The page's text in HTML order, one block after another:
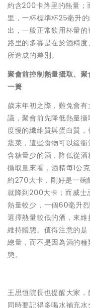
約含200卡路里的熱量；
里，一杯標準杯25毫升
出，一般正常飲用杯量
路里的多寡是在於酒精
所造成的差別。
聚會前控制熱量攝取、
一簣
歲末年初之際，難免會
議，聚會前先降低熱量
度慢的纖維質與蛋白質，
蔬菜，這些食物可以緩
含糖量少的酒，降低從
攝取量來看，酒精每1公
約270大卡，剛好是一碗
就降到200大卡；而威士
熱量較少，一個60毫升
選擇熱量較低的酒，來
維持體態。值得注意的
總量，而不是因為酒的
態。
王思恒院長也提醒大家
同時要記得多喝水補充水